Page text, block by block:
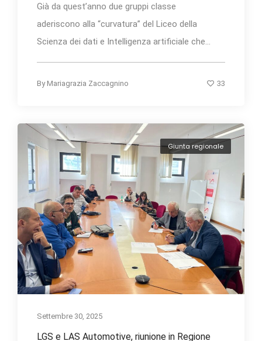
Già da quest’anno due gruppi classe
aderiscono alla “curvatura” del Liceo della
Scienza dei dati e Intelligenza artificiale che...
By Mariagrazia Zaccagnino 33
Giunta regionale
Settembre 30, 2025
LGS e LAS Automotive, riunione in Regione